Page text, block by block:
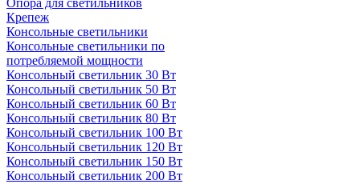
Опора для светильников
Крепеж
Консольные светильники
Консольные светильники по
потребляемой мощности
Консольный светильник 30 Вт
Консольный светильник 50 Вт
Консольный светильник 60 Вт
Консольный светильник 80 Вт
Консольный светильник 100 Вт
Консольный светильник 120 Вт
Консольный светильник 150 Вт
Консольный светильник 200 Вт